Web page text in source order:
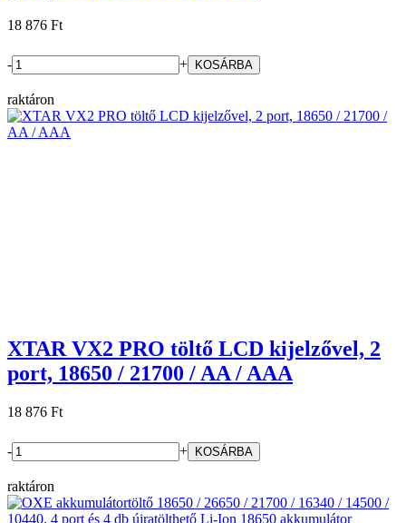
18 876 Ft
- +
raktáron
XTAR VX2 PRO töltő LCD kijelzővel, 2
port, 18650 / 21700 / AA / AAA
18 876 Ft
- +
raktáron